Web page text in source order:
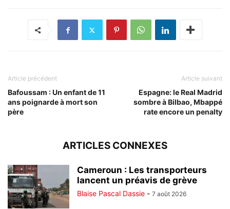
Article précédent
Bafoussam : Un enfant de 11
ans poignarde à mort son
père
Article suivant
Espagne: le Real Madrid
sombre à Bilbao, Mbappé
rate encore un penalty
ARTICLES CONNEXES
Cameroun : Les transporteurs
lancent un préavis de grève
Blaise Pascal Dassie - 7 août 2026